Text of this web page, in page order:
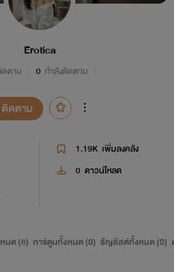
Erotica
ตาม 0 กำลังติดตาม
ติดตาม
1.19K เพิ่มลงคลัง
0 ดาวน์โหลด
มด (8) การ์ตูนทั้งหมด (0) ธัญลิสต์ทั้งหมด (0)